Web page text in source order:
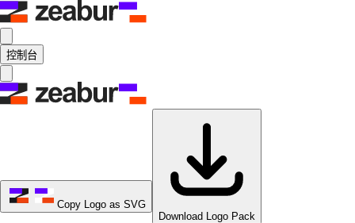
控制台
Copy Logo as SVG
Download Logo Pack